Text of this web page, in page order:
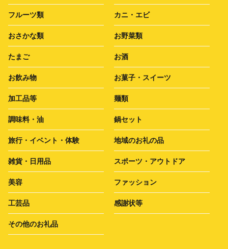
フルーツ類 カニ・エビ
おさかな類 お野菜類
たまご お酒
お飲み物 お菓子・スイーツ
加工品等 麺類
調味料・油 鍋セット
旅行・イベント・体験 地域のお礼の品
雑貨・日用品 スポーツ・アウトドア
美容 ファッション
工芸品 感謝状等
その他のお礼品